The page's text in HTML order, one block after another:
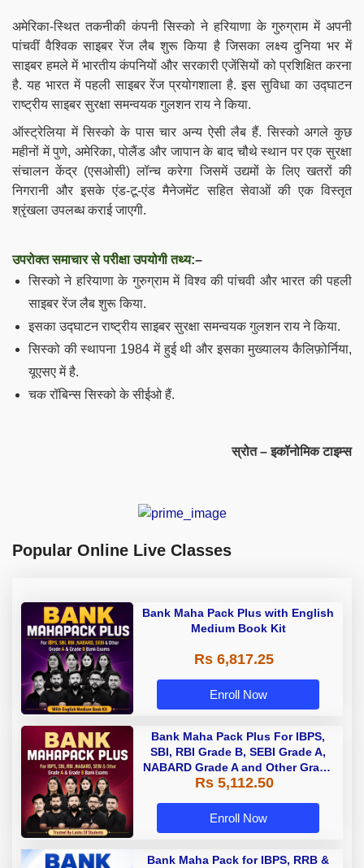
अमेरिका-स्थित तकनीकी कंपनी सिस्को ने हरियाणा के गुरुग्राम में अपनी
पांचवीं वैश्विक साइबर रेंज लैब शुरू किया है जिसका लक्ष्य दुनिया भर में
साइबर हमले में भारतीय कंपनियों और सरकारी एजेंसियों को प्रशिक्षित करना
है. यह भारत में पहली साइबर रेंज प्रयोगशाला है. इस सुविधा का उद्घाटन
राष्ट्रीय साइबर सुरक्षा समन्वयक गुलशन राय ने किया.
ऑस्ट्रेलिया में सिस्को के पास चार अन्य ऐसी लैब हैं. सिस्को अगले कुछ
महीनों में पुणे, अमेरिका, पोलैंड और जापान के बाद चौथे स्थान पर एक सुरक्षा
संचालन केंद्र (एसओसी) लॉन्च करेगा जिसमें उद्यमों के लिए खतरों की
निगरानी और इसके एंड-टू-एंड मैनेजमेंट सहित सेवाओं की एक विस्तृत
श्रृंखला उपलब्ध कराई जाएगी.
उपरोक्त समाचार से परीक्षा उपयोगी तथ्य:–
सिस्को ने हरियाणा के गुरुग्राम में विश्व की पांचवी और भारत की पहली
साइबर रेंज लैब शुरू किया.
इसका उद्घाटन राष्ट्रीय साइबर सुरक्षा समन्वयक गुलशन राय ने किया.
सिस्को की स्थापना 1984 में हुई थी और इसका मुख्यालय कैलिफ़ोर्निया,
यूएसए में है.
चक रॉबिन्स सिस्को के सीईओ हैं.
स्रोत – इकॉनोमिक टाइम्स
Popular Online Live Classes
Bank Maha Pack Plus with English
Medium Book Kit
Rs 6,817.25
Enroll Now
Bank Maha Pack Plus For IBPS,
SBI, RBI Grade B, SEBI Grade A,
NABARD Grade A and Other Grade
A & Grade B Bank Exams
Rs 5,112.50
Enroll Now
Bank Maha Pack for IBPS, RRB &